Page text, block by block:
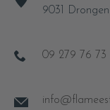
9031 Drongen
09 279 76 73